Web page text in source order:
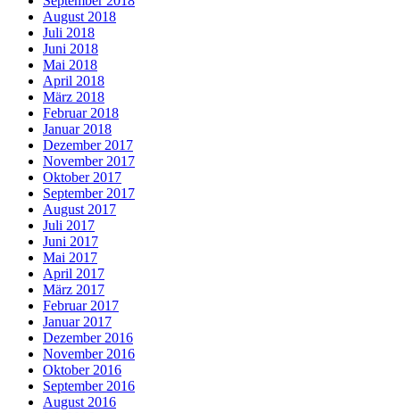
August 2018
Juli 2018
Juni 2018
Mai 2018
April 2018
März 2018
Februar 2018
Januar 2018
Dezember 2017
November 2017
Oktober 2017
September 2017
August 2017
Juli 2017
Juni 2017
Mai 2017
April 2017
März 2017
Februar 2017
Januar 2017
Dezember 2016
November 2016
Oktober 2016
September 2016
August 2016